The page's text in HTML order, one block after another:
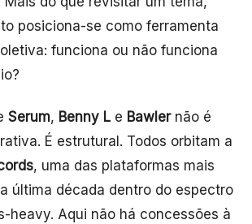
posiciona-se como ferramenta
funciona ou não funciona
Serum, Benny L e Bawlernão é
É estrutural. Todos orbitam a
, uma das plataformas mais
última década dentro do espectro
heavy. Aqui não há concessões à